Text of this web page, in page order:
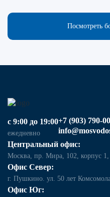
Посмотреть
с 9:00 до 19:00
ежедневно
+7 (903) 790-
Центральный офис:
Москва, пр. Мира, 102, корпус
Офис Север:
г. Пушкино. ул. 50 лет
Офис Юг: